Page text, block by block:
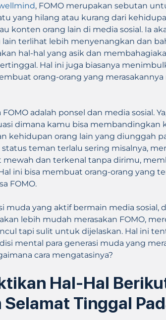
, FOMO merupakan sebutan
yang hilang atau kurang dari
konten orang lain di media sosial. Ia
terlihat lebih menyenangkan dan
hal-hal yang asik dan
Hal ini juga biasanya
orang-orang yang
adalah ponsel dan media sosial.
dimana kamu bisa membandingkan
kehidupan orang lain yang diunggah
teman terlalu sering misalnya,
dan terkenal tanpa dirimu,
ini bisa membuat orang-orang yang
FOMO.
muda yang aktif bermain media sosial,
lebih mudah merasakan FOMO,
tapi sulit untuk dijelaskan. Hal ini
mental para generasi muda yang
cara mengatasinya?
Hal-Hal
Tinggal